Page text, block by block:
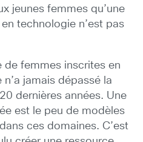
jeunes femmes qu’une
technologie n’est pas
de femmes inscrites en
jamais dépassé la
dernières années. Une
est le peu de modèles
ces domaines. C’est